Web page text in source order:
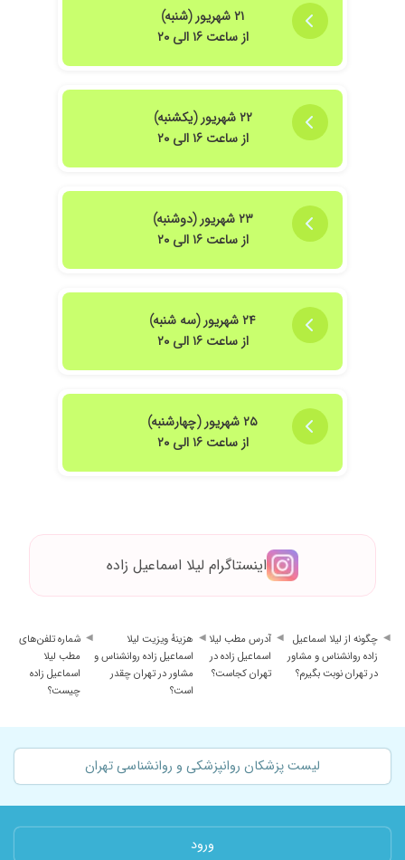
۲۱ شهریور (شنبه)
از ساعت ۱۶ الی ۲۰
۲۲ شهریور (یکشنبه)
از ساعت ۱۶ الی ۲۰
۲۳ شهریور (دوشنبه)
از ساعت ۱۶ الی ۲۰
۲۴ شهریور (سه شنبه)
از ساعت ۱۶ الی ۲۰
۲۵ شهریور (چهارشنبه)
از ساعت ۱۶ الی ۲۰
اینستاگرام لیلا اسماعیل زاده
چگونه از لیلا اسماعیل
زاده روانشناس و مشاور
در تهران نوبت بگیرم؟
آدرس مطب لیلا
اسماعیل زاده در
تهران کجاست؟
هزینهٔ ویزیت لیلا
اسماعیل زاده روانشناس و
مشاور در تهران چقدر
است؟
شماره تلفن‌های
مطب لیلا
اسماعیل زاده
چیست؟
لیست پزشکان روانپزشکی و روانشناسی تهران
ورود